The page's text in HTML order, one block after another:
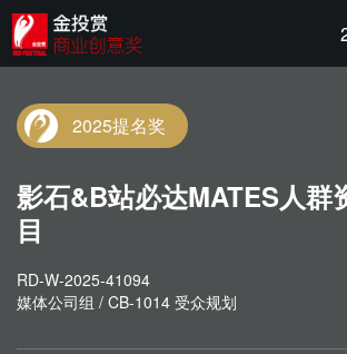
2025提名奖
影石&B站必达MATES人群
目
RD-W-2025-41094
媒体公司组 / CB-1014 受众规划